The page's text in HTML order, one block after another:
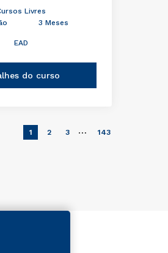
Livres
3 Meses
EAD
do curso
1 2 3 … 143